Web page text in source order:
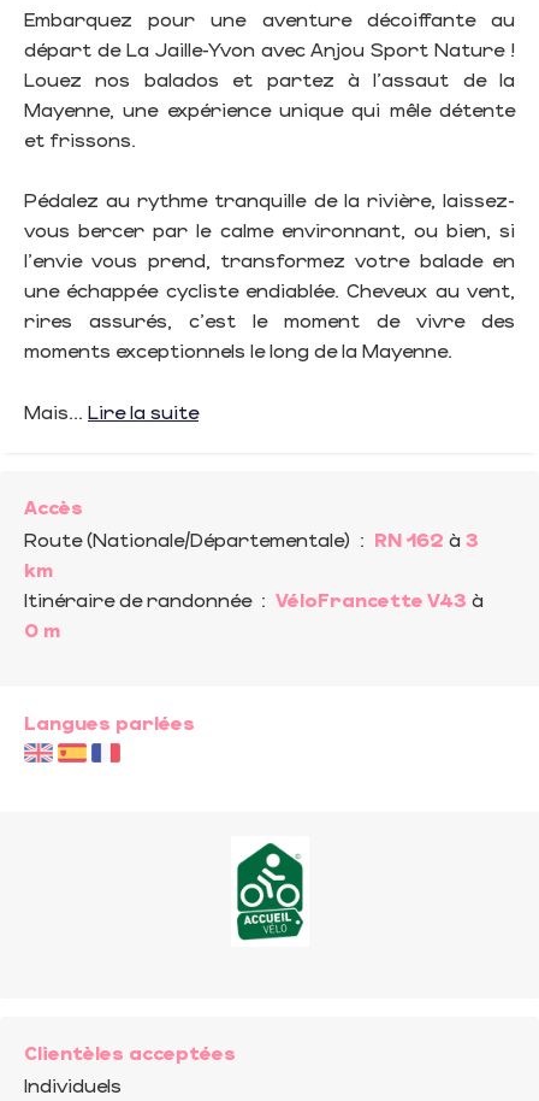
Embarquez pour une aventure décoiffante au
départ de La Jaille-Yvon avec Anjou Sport Nature !
Louez nos balados et partez à l'assaut de la
Mayenne, une expérience unique qui mêle détente
et frissons.
Pédalez au rythme tranquille de la rivière, laissez-
vous bercer par le calme environnant, ou bien, si
l'envie vous prend, transformez votre balade en
une échappée cycliste endiablée. Cheveux au vent,
rires assurés, c'est le moment de vivre des
moments exceptionnels le long de la Mayenne.
Mais... Lire la suite
Accès
Route (Nationale/Départementale) : RN 162 à 3
km
Itinéraire de randonnée: VéloFrancette V43 à
0 m
Langues parlées
Clientèles acceptées
Individuels